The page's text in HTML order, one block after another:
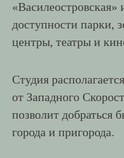
доступности парки,
центры, театры и
Студия
от Западного
позволит добраться
города и пригорода.